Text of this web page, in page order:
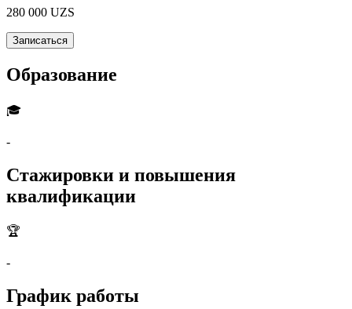
280 000 UZS
Записаться
Образование
🎓
-
Стажировки и повышения
квалификации
🏆
-
График работы